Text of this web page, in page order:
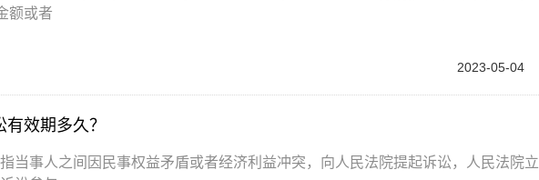
额或者
2023-05-04
效期多久？
当事人之间因民事权益矛盾或者经济利益冲突，向人民法院提起诉讼，人民法院立